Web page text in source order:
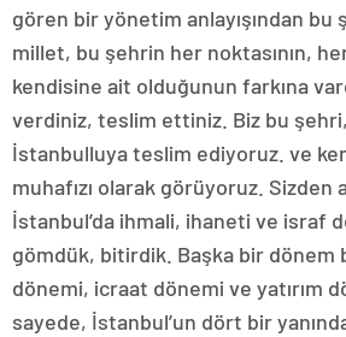
gören bir yönetim anlayışından bu
millet, bu şehrin her noktasının,
kendisine ait olduğunun farkına
verdiniz, teslim ettiniz. Biz bu
İstanbulluya teslim ediyoruz. ve
muhafızı olarak görüyoruz. Sizden
İstanbul’da ihmali, ihaneti ve israf
gömdük, bitirdik. Başka bir dönem
dönemi, icraat dönemi ve yatırım
sayede, İstanbul’un dört bir